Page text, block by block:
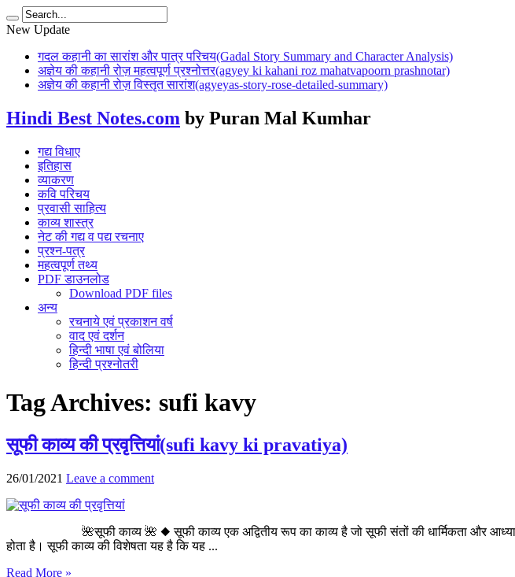
New Update
गदल कहानी का सारांश और पात्र परिचय(Gadal Story Summary and Character Analysis)
अज्ञेय की कहानी रोज़ महत्वपूर्ण प्रश्नोत्तर(agyey ki kahani roz mahatvapoorn prashnotar)
अज्ञेय की कहानी रोज़ विस्तृत सारांश(agyeyas-story-rose-detailed-summary)
Hindi Best Notes.com by Puran Mal Kumhar
गद्य विधाए
इतिहास
व्याकरण
कवि परिचय
प्रवासी साहित्य
काव्य शास्त्र
नेट की गद्य व पद्य रचनाए
प्रश्न-पत्र
महत्वपूर्ण तथ्य
PDF डाउनलोड
Download PDF files
अन्य
रचनाये एवं प्रकाशन वर्ष
वाद एवं दर्शन
हिन्दी भाषा एवं बोलिया
हिन्दी प्रश्नोतरी
Tag Archives: sufi kavy
सूफी काव्य की प्रवृत्तियां(sufi kavy ki pravatiya)
26/01/2021 Leave a comment
🌺सूफी काव्य 🌺 ◆ सूफी काव्य एक अद्वितीय रूप का काव्य है जो सूफी संतों की धार्मिकता और आध्यात्मिक
होता है। सूफी काव्य की विशेषता यह है कि यह ...
Read More »